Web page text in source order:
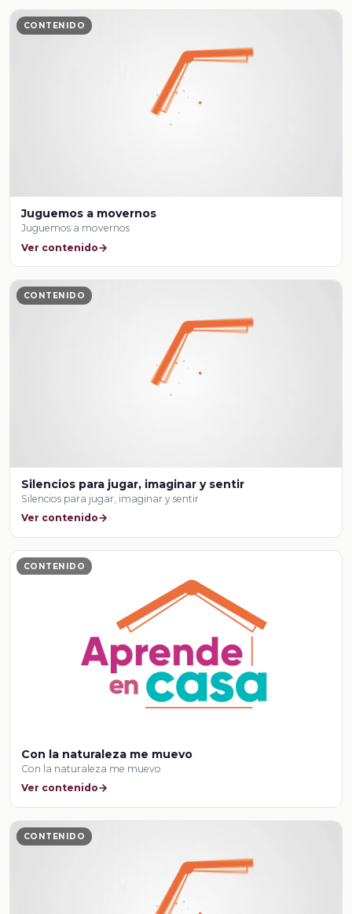
CONTENIDO
Juguemos a movernos
Juguemos a movernos
Ver contenido
CONTENIDO
Silencios para jugar, imaginar y sentir
Silencios para jugar, imaginar y sentir
Ver contenido
CONTENIDO
Con la naturaleza me muevo
Con la naturaleza me muevo
Ver contenido
CONTENIDO